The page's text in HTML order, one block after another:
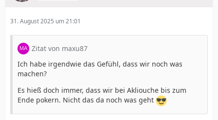
31. August 2025 um 21:01
Zitat von maxu87
Ich habe irgendwie das Gefühl, dass wir noch was
machen?
Es hieß doch immer, dass wir bei Akliouche bis zum
Ende pokern. Nicht das da noch was geht